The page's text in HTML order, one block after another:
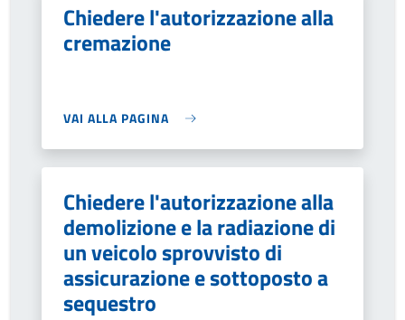
Chiedere l'autorizzazione alla
cremazione
VAI ALLA PAGINA
Chiedere l'autorizzazione alla
demolizione e la radiazione di
un veicolo sprovvisto di
assicurazione e sottoposto a
sequestro